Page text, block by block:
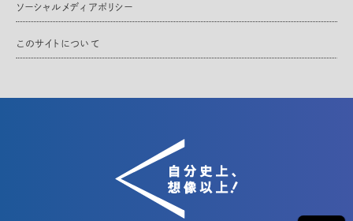
ソーシャルメディアポリシー
このサイトについて